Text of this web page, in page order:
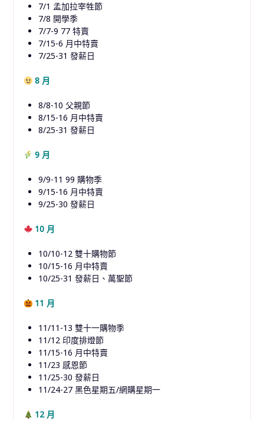
7/1 孟加拉宰牲節
7/8 開學季
7/7-9 77 特賣
7/15-6 月中特賣
7/25-31 發薪日
8 月
8/8-10 父親節
8/15-16 月中特賣
8/25-31 發薪日
9 月
9/9-11 99 購物季
9/15-16 月中特賣
9/25-30 發薪日
10 月
10/10-12 雙十購物節
10/15-16 月中特賣
10/25-31 發薪日、萬聖節
11 月
11/11-13 雙十一購物季
11/12 印度排燈節
11/15-16 月中特賣
11/23 感恩節
11/25-30 發薪日
11/24-27 黑色星期五/網購星期一
12 月